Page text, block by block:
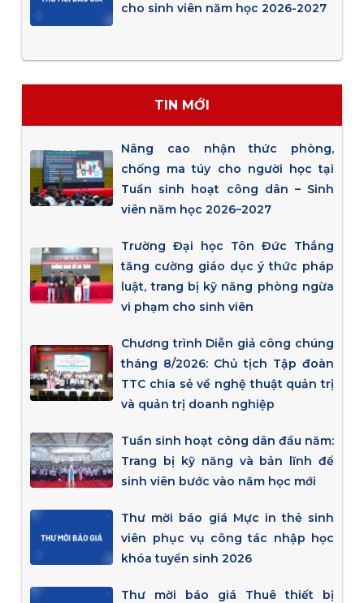
cho sinh viên năm học 2026-2027
TIN MỚI
Nâng cao nhận thức phòng,
chống ma túy cho người học tại
Tuần sinh hoạt công dân – Sinh
viên năm học 2026–2027
Trường Đại học Tôn Đức Thắng
tăng cường giáo dục ý thức pháp
luật, trang bị kỹ năng phòng ngừa
vi phạm cho sinh viên
Chương trình Diễn giả công chúng
tháng 8/2026: Chủ tịch Tập đoàn
TTC chia sẻ về nghệ thuật quản trị
và quản trị doanh nghiệp
Tuần sinh hoạt công dân đầu năm:
Trang bị kỹ năng và bản lĩnh để
sinh viên bước vào năm học mới
Thư mời báo giá Mực in thẻ sinh
viên phục vụ công tác nhập học
khóa tuyển sinh 2026
Thư mời báo giá Thuê thiết bị